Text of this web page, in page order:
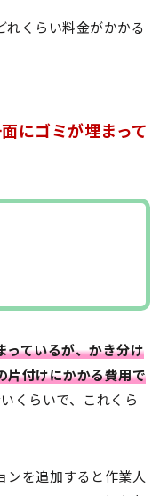
れくらい料金がかかる
にゴミが埋まって
っているが、かき分け
片付けにかかる費用で
くらいで、これくら
ンを追加すると作業人